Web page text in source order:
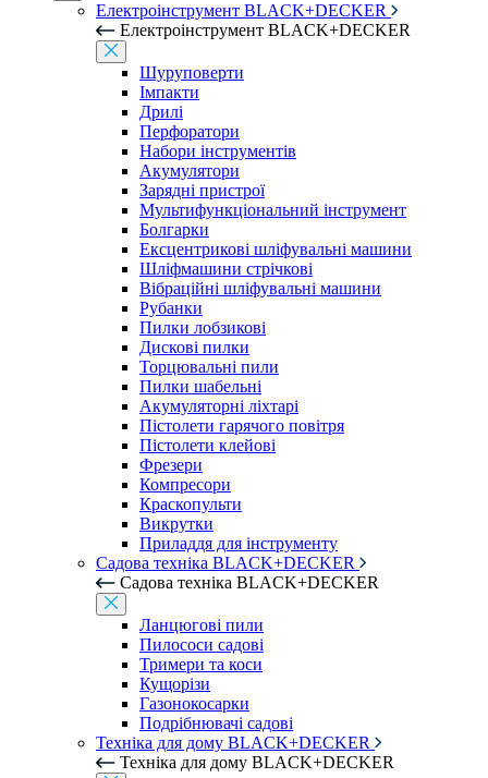
Електроінструмент BLACK+DECKER
Електроінструмент BLACK+DECKER
Шуруповерти
Імпакти
Дрилі
Перфоратори
Набори інструментів
Акумулятори
Зарядні пристрої
Мультифункціональний інструмент
Болгарки
Ексцентрикові шліфувальні машини
Шліфмашини стрічкові
Вібраційні шліфувальні машини
Рубанки
Пилки лобзикові
Дискові пилки
Торцювальні пили
Пилки шабельні
Акумуляторні ліхтарі
Пістолети гарячого повітря
Пістолети клейові
Фрезери
Компресори
Краскопульти
Викрутки
Приладдя для інструменту
Садова техніка BLACK+DECKER
Садова техніка BLACK+DECKER
Ланцюгові пили
Пилососи садові
Тримери та коси
Кущорізи
Газонокосарки
Подрібнювачі садові
Техніка для дому BLACK+DECKER
Техніка для дому BLACK+DECKER